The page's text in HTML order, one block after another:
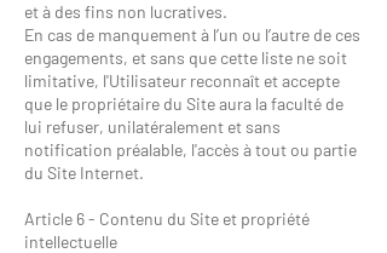
et à des fins non lucratives.
En cas de manquement à l’un ou l’autre de ces
engagements, et sans que cette liste ne soit
limitative, l'Utilisateur reconnaît et accepte
que le propriétaire du Site aura la faculté de
lui refuser, unilatéralement et sans
notification préalable, l'accès à tout ou partie
du Site Internet.
Article 6 - Contenu du Site et propriété
intellectuelle